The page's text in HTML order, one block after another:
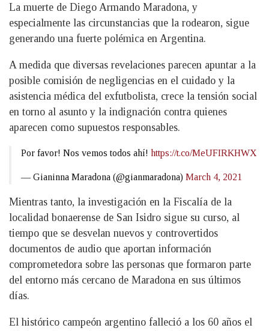
La muerte de Diego Armando Maradona, y
especialmente las circunstancias que la rodearon, sigue
generando una fuerte polémica en Argentina.
A medida que diversas revelaciones parecen apuntar a la
posible comisión de negligencias en el cuidado y la
asistencia médica del exfutbolista, crece la tensión social
en torno al asunto y la indignación contra quienes
aparecen como supuestos responsables.
Por favor! Nos vemos todos ahí! https://t.co/MeUFIRKHWX
— Gianinna Maradona (@gianmaradona) March 4, 2021
Mientras tanto, la investigación en la Fiscalía de la
localidad bonaerense de San Isidro sigue su curso, al
tiempo que se desvelan nuevos y controvertidos
documentos de audio que aportan información
comprometedora sobre las personas que formaron parte
del entorno más cercano de Maradona en sus últimos
días.
El histórico campeón argentino falleció a los 60 años el